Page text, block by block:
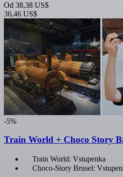
Od 38,38 US$
36,46 US$
-5%
Train World + Choco Story
Train World: Vstupenka
Choco-Story Brusel: